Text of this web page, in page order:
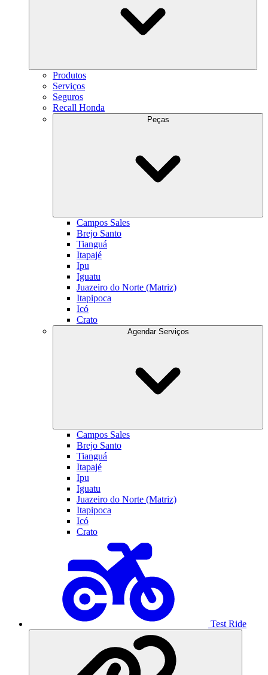
Produtos
Serviços
Seguros
Recall Honda
Campos Sales
Brejo Santo
Tianguá
Itapajé
Ipu
Iguatu
Juazeiro do Norte (Matriz)
Itapipoca
Icó
Crato
Campos Sales
Brejo Santo
Tianguá
Itapajé
Ipu
Iguatu
Juazeiro do Norte (Matriz)
Itapipoca
Icó
Crato
Test Ride